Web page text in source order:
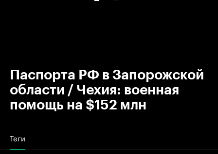
Паспорта РФ в Запорожской
области / Чехия: военная
помощь на $152 млн
Теги